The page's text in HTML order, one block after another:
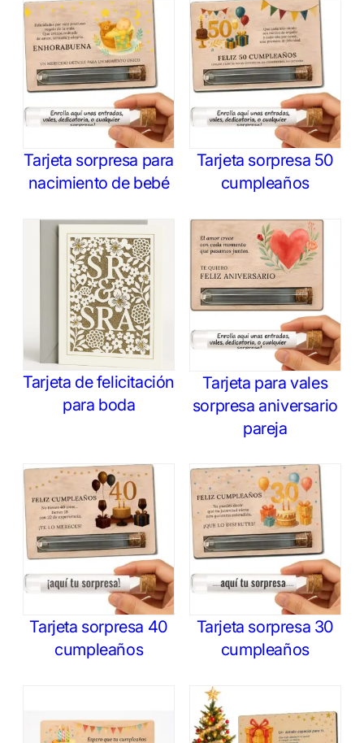
Tarjeta sorpresa para
nacimiento de bebé
Tarjeta sorpresa 50
cumpleaños
Tarjeta de felicitación
para boda
Tarjeta para vales
sorpresa aniversario
pareja
Tarjeta sorpresa 40
cumpleaños
Tarjeta sorpresa 30
cumpleaños